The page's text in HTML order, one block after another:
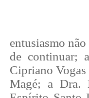
entusiasmo
de continuar;
Cipriano
Magé; a Dra.